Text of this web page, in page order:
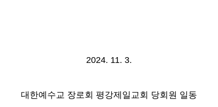
2024. 11. 3.
대한예수교 장로회 평강제일교회 당회원 일동